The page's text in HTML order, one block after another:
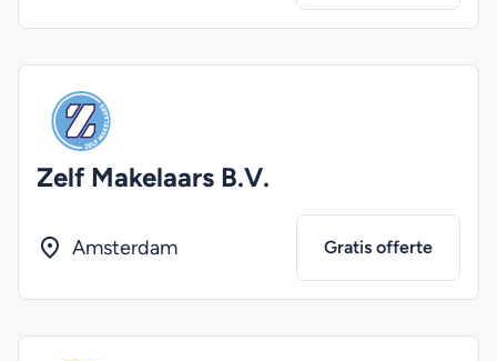
Zelf Makelaars B.V.
Amsterdam Gratis offerte